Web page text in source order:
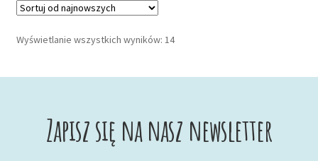
Wyświetlanie wszystkich wyników: 14Posortowane
Zapisz się na nasz newsletter